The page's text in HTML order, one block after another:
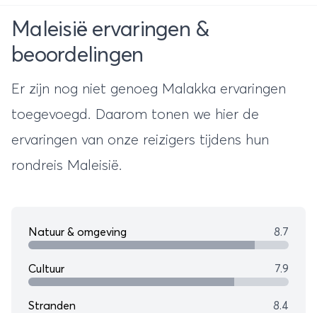
Maleisië ervaringen &
beoordelingen
Er zijn nog niet genoeg Malakka ervaringen
toegevoegd. Daarom tonen we hier de
ervaringen van onze reizigers tijdens hun
rondreis Maleisië.
Natuur & omgeving 8.7
Cultuur 7.9
Stranden 8.4